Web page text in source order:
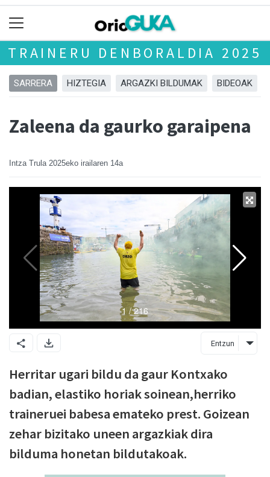
TRAINERU DENBORALDIA 2025
SARRERA HIZTEGIA ARGAZKI BILDUMAK BIDEOAK
Zaleena da gaurko garaipena
Intza Trula 2025eko irailaren 14a
Entzun
Herritar ugari bildu da gaur Kontxako
badian, elastiko horiak soinean,herriko
traineruei babesa emateko prest. Goizean
zehar bizitako uneen argazkiak dira
bilduma honetan bildutakoak.